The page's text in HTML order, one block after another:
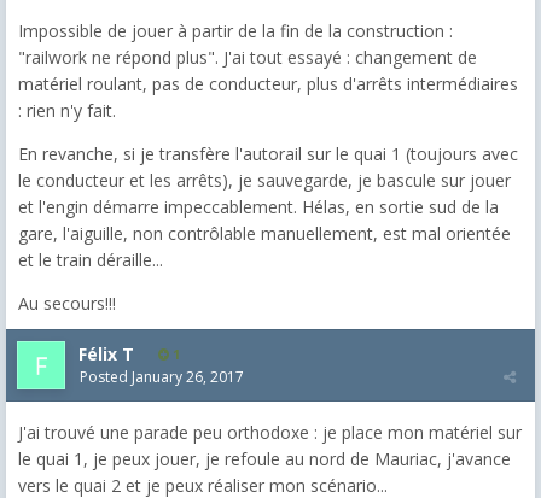
Impossible de jouer à partir de la fin de la construction :
"railwork ne répond plus". J'ai tout essayé : changement de
matériel roulant, pas de conducteur, plus d'arrêts intermédiaires
: rien n'y fait.
En revanche, si je transfère l'autorail sur le quai 1 (toujours avec
le conducteur et les arrêts), je sauvegarde, je bascule sur jouer
et l'engin démarre impeccablement. Hélas, en sortie sud de la
gare, l'aiguille, non contrôlable manuellement, est mal orientée
et le train déraille...
Au secours!!!
Félix T 1
Posted January 26, 2017
J'ai trouvé une parade peu orthodoxe : je place mon matériel sur
le quai 1, je peux jouer, je refoule au nord de Mauriac, j'avance
vers le quai 2 et je peux réaliser mon scénario...